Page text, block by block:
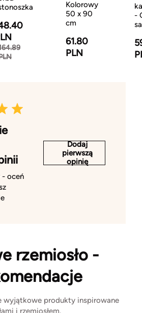
Kolorowy
50 x 90
cm
61.80
PLN
-
- oceń
Dodaj
pierwszą
opinię
rzemiosło -
wyjątkowe produkty inspirowane
i rzemiosłem.